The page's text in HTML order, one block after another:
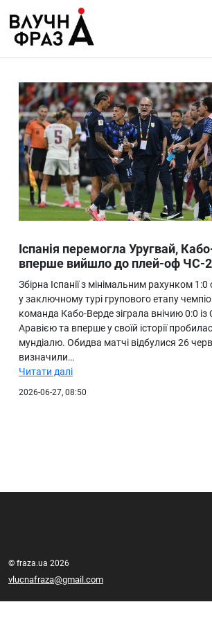
содержимому
Гроші
Життя
Лайфстайл
ТехноНаука
Людина
Ukraine
Про нас
Іспанія перемогла Уругвай,
вперше вийшло до плей-оф ЧС-
Збірна Іспанії з мінімальним рахунком 1:0
у заключному турі групового етапу
команда Кабо-Верде зіграла внічию 0:0 із
Аравією та вперше у своїй історії
мундіалю. Обидва матчі відбулися 26
визначили…
Читати далі
2026-06-27, 08:50
© fraza.ua 2026
vlucnafraza@gmail.com